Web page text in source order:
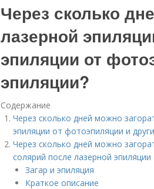
Через сколько
лазерной
эпиляции от
эпиляции?
Содержание
Через сколько дней можно
эпиляции от фотоэпиляции и
Через сколько дней можно
солярий после лазерной эпиляции
Загар и эпиляция
Краткое описание